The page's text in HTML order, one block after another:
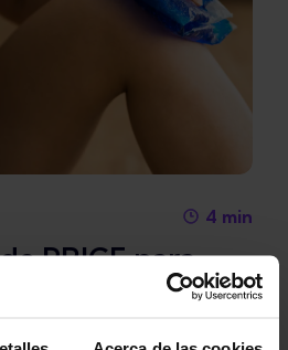
4 min
PRICE para
agudas